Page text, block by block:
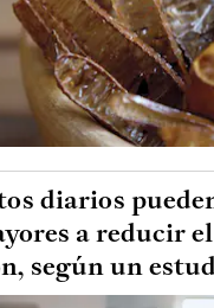
diarios
a reducir
según un